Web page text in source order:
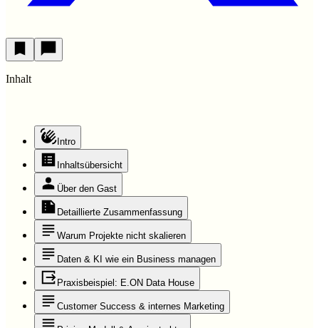
Inhalt
Intro
Inhaltsübersicht
Über den Gast
Detaillierte Zusammenfassung
Warum Projekte nicht skalieren
Daten & KI wie ein Business managen
Praxisbeispiel: E.ON Data House
Customer Success & internes Marketing